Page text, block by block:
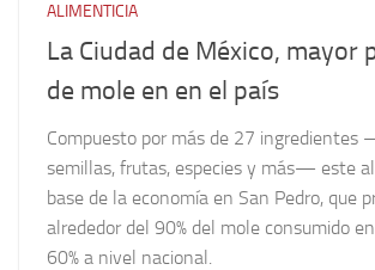
ALIMENTICIA
La Ciudad de México, mayor
de mole en en el país
Compuesto por más de 27 ingredientes
semillas, frutas, especies y más— este
base de la economía en San Pedro, que
alrededor del 90% del mole consumido
60% a nivel nacional.